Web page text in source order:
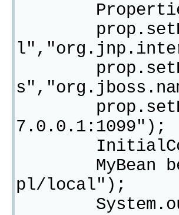
Properties
7.0.0.1:1099");
MyBean bean
pl/local");